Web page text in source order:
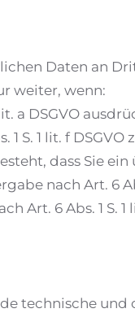
Daten an
weiter, wenn:
lit. a DSGVO
1 S. 1 lit. f
dass Sie
nach Art. 6
Art. 6 Abs. 1
technische